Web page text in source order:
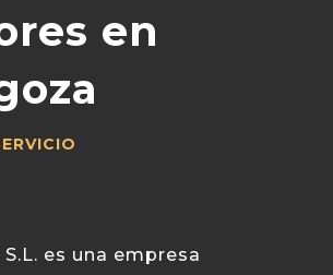
en
S.L. es una empresa